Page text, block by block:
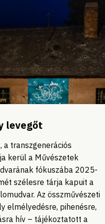
levegőt
a transzgenerációs
kerül a Művészetek
fókuszába 2025-
szélesre tárja kapuit a
Az összművészeti
elmélyedésre, pihenésre,
hív – tájékoztatott a